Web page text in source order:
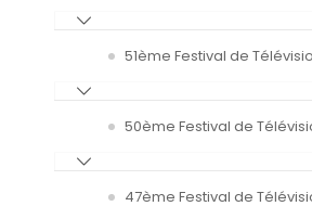
51ème Festival de
50ème Festival de
47ème Festival de